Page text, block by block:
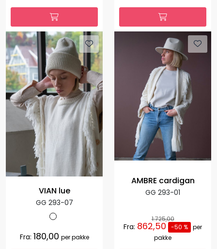
VIAN lue
GG 293-07
Fra: 180,00 per pakke
AMBRE cardigan
GG 293-01
1.725,00
Fra: 862,50 -50 % per
pakke